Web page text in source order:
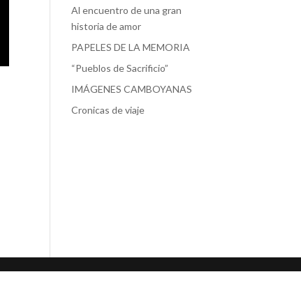
Al encuentro de una gran
historia de amor
PAPELES DE LA MEMORIA
“Pueblos de Sacrificio”
IMÁGENES CAMBOYANAS
Cronicas de viaje